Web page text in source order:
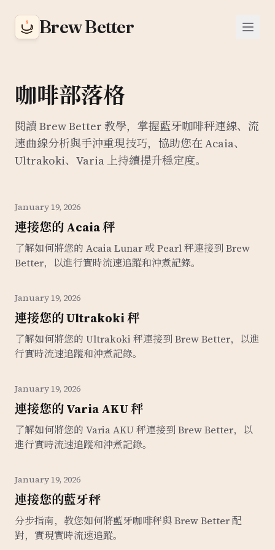
Brew Better
咖啡部落格
閱讀 Brew Better 教學，掌握藍牙咖啡秤連線、流
速曲線分析與手沖重現技巧，協助您在 Acaia、
Ultrakoki、Varia 上持續提升穩定度。
January 19, 2026
連接您的 Acaia 秤
了解如何將您的 Acaia Lunar 或 Pearl 秤連接到 Brew
Better，以進行實時流速追蹤和沖煮記錄。
January 19, 2026
連接您的 Ultrakoki 秤
了解如何將您的 Ultrakoki 秤連接到 Brew Better，以進
行實時流速追蹤和沖煮記錄。
January 19, 2026
連接您的 Varia AKU 秤
了解如何將您的 Varia AKU 秤連接到 Brew Better，以
進行實時流速追蹤和沖煮記錄。
January 19, 2026
連接您的藍牙秤
分步指南，教您如何將藍牙咖啡秤與 Brew Better 配
對，實現實時流速追蹤。